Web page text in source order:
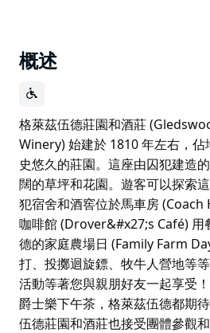
概述
格萊茲伍德莊園和酒莊
Winery) 始建於 1810 年左右，佔
史悠久的莊園。這座由囚犯建造
闊的草坪和花園。遊客可以探索
犯宿舍和酒窖位於馬車房 (Coach
咖啡館 (Drover&#x27;s Café) 用
德的家庭農場日 (Family Farm
打、投擲迴旋鏢、牧牛人營地等
活動等著您與親朋好友一起享受
爵士樂下午茶，格萊茲伍德都期
伍德莊園和酒莊也接受團體參觀